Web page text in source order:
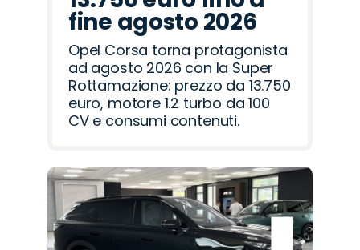
fine agosto 2026
Opel Corsa torna protagonista
ad agosto 2026 con la Super
Rottamazione: prezzo da 13.750
euro, motore 1.2 turbo da 100
CV e consumi contenuti.